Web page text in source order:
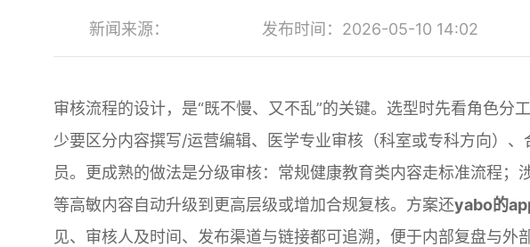
新闻来源： 发布时间：2026-05-10 14:02
审核流程的设计，是“既不慢、又不乱”的关键。选型时先看角色分
少要区分内容撰写/运营编辑、医学专业审核（科室或专科方向）
员。更成熟的做法是分级审核：常规健康教育类内容走标准流程；
等高敏内容自动升级到更高层级或增加合规复核。方案还yabo的
见、审核人及时间、发布渠道与链接都可追溯，便于内部复盘与外